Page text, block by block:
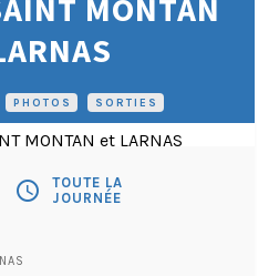
PHOTOS SORTIES
MONTAN
schedule
TOUTE LA
JOURNÉE